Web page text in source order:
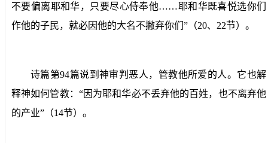
不要偏离耶和华，只要尽心侍奉他……耶和华既喜悦选你们
作他的子民，就必因他的大名不撇弃你们”（20、 22节）。
诗篇第94篇说到神审判恶人，管教他所爱的人。它也解
释神如何管教：“因为耶和华必不丢弃他的百姓，也不离弃他
的产业”（14节）。